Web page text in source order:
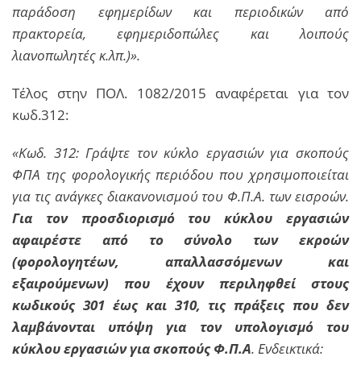
παράδοση εφημερίδων και περιοδικών από
πρακτορεία, εφημεριδοπώλες και λοιπούς
λιανοπωλητές κ.λπ.)».
Τέλος στην ΠΟΛ. 1082/2015 αναφέρεται για τον
κωδ.312:
«Κωδ. 312: Γράψτε τον κύκλο εργασιών για σκοπούς
ΦΠΑ της φορολογικής περιόδου που χρησιμοποιείται
για τις ανάγκες διακανονισμού του Φ.Π.Α. των εισροών.
Για τον προσδιορισμό του κύκλου εργασιών
αφαιρέστε από το σύνολο των εκροών
(φορολογητέων, απαλλασσόμενων και
εξαιρούμενων) που έχουν περιληφθεί στους
κωδικούς 301 έως και 310, τις πράξεις που δεν
λαμβάνονται υπόψη για τον υπολογισμό του
κύκλου εργασιών για σκοπούς Φ.Π.Α. Ενδεικτικά: